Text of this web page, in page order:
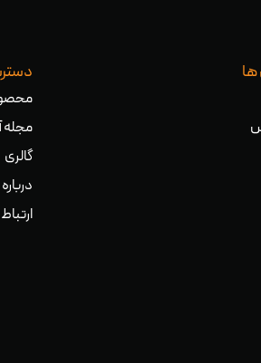
مجله
گالری